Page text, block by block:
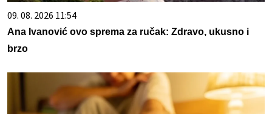
09. 08. 2026 11:54
Ana Ivanović ovo sprema za ručak: Zdravo, ukusno i
brzo